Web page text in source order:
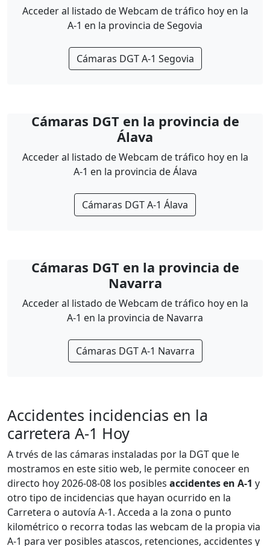
Acceder al listado de Webcam de tráfico hoy en la
A-1 en la provincia de Segovia
Cámaras DGT A-1 Segovia
Cámaras DGT en la provincia de
Álava
Acceder al listado de Webcam de tráfico hoy en la
A-1 en la provincia de Álava
Cámaras DGT A-1 Álava
Cámaras DGT en la provincia de
Navarra
Acceder al listado de Webcam de tráfico hoy en la
A-1 en la provincia de Navarra
Cámaras DGT A-1 Navarra
Accidentes incidencias en la
carretera A-1 Hoy
A trvés de las cámaras instaladas por la DGT que le
mostramos en este sitio web, le permite conoceer en
directo hoy 2026-08-08 los posibles accidentes en A-1 y
otro tipo de incidencias que hayan ocurrido en la
Carretera o autovía A-1. Acceda a la zona o punto
kilométrico o recorra todas las webcam de la propia via
A-1 para ver posibles atascos, retenciones, accidentes y